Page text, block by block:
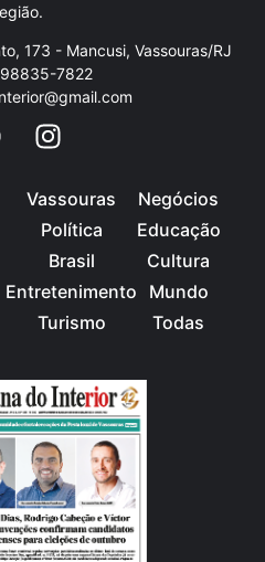
173 - Mancusi, Vassouras/RJ
7822
Vassouras
Política
Brasil
Entretenimento
Turismo
Negócios
Educação
Cultura
Mundo
Todas